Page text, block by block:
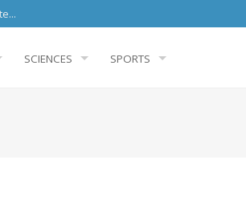
SCIENCES SPORTS